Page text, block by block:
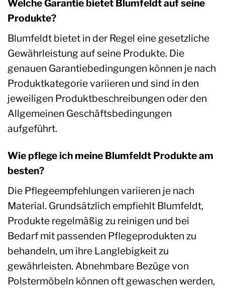
Welche Garantie bietet Blumfeldt auf seine
Produkte?
Blumfeldt bietet in der Regel eine gesetzliche
Gewährleistung auf seine Produkte. Die
genauen Garantiebedingungen können je nach
Produktkategorie variieren und sind in den
jeweiligen Produktbeschreibungen oder den
Allgemeinen Geschäftsbedingungen
aufgeführt.
Wie pflege ich meine Blumfeldt Produkte am
besten?
Die Pflegeempfehlungen variieren je nach
Material. Grundsätzlich empfiehlt Blumfeldt,
Produkte regelmäßig zu reinigen und bei
Bedarf mit passenden Pflegeprodukten zu
behandeln, um ihre Langlebigkeit zu
gewährleisten. Abnehmbare Bezüge von
Polstermöbeln können oft gewaschen werden,